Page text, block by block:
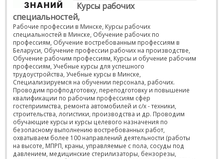
Курсы рабочих
специальностей,
Рабочие профессии в Минске, Курсы рабочих
специальностей в Минске, Обучение рабочих по
профессиям, Обучение востребованным профессиям в
Беларуси, Обучение профессии рабочих на производстве,
Обучение рабочим профессиям, Курсы и обучение рабочим
профессиям, Учебные курсы для успешного
трудоустройства, Учебные курсы в Минске,
Специализируемся на обучении персонала, рабочих.
Проводим профподготовку, переподготовку и повышение
квалификации по рабочим профессиям сфер
гостеприимства, ремонта автомобилей и с/х - техники,
строительства, логистики, производства и др. Проводим
обучающие курсы и курсы целевого назначения по
безопасному выполнению востребованных работ,
охватываем более 100 направлений деятельности (работы
на высоте, МПРП, краны, управляемые с пола, сосуды под
давлением, медицинские стерилизаторы, бензорезы,